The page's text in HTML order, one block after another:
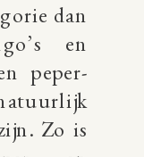
dan
en
peper-
Zo is